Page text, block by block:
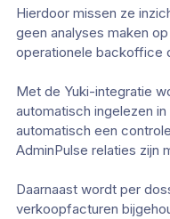
Hierdoor missen ze
geen analyses maken
operationele backoffice
Met de Yuki-integratie
automatisch ingelezen
automatisch een
AdminPulse relaties zijn
Daarnaast wordt per
verkoopfacturen